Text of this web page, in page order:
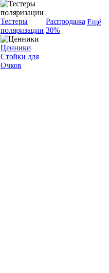
Тестеры
поляризации
Ценники
Стойки для
Очков
Распродажа
30%
Ещё